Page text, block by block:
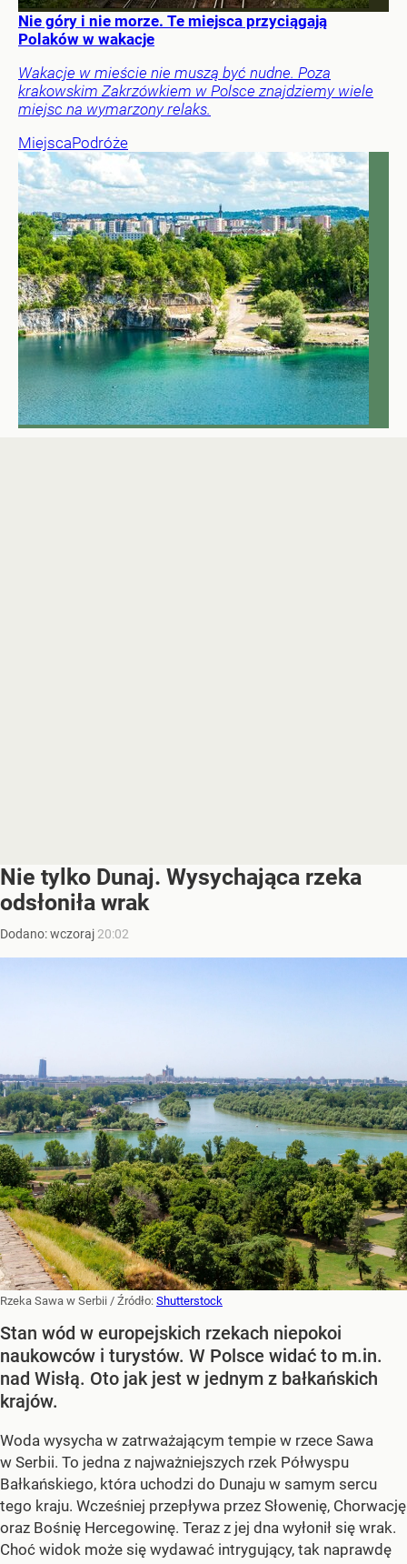
Nie góry i nie morze. Te miejsca przyciągają
Polaków w wakacje
Wakacje w mieście nie muszą być nudne. Poza
krakowskim Zakrzówkiem w Polsce znajdziemy wiele
miejsc na wymarzony relaks.
MiejscaPodróże
Nie tylko Dunaj. Wysychająca rzeka
odsłoniła wrak
Dodano:wczoraj 20:02
Rzeka Sawa w Serbii / Źródło: Shutterstock
Stan wód w europejskich rzekach niepokoi
naukowców i turystów. W Polsce widać to m.in.
nad Wisłą. Oto jak jest w jednym z bałkańskich
krajów.
Woda wysycha w zatrważającym tempie w rzece Sawa
w Serbii. To jedna z najważniejszych rzek Półwyspu
Bałkańskiego, która uchodzi do Dunaju w samym sercu
tego kraju. Wcześniej przepływa przez Słowenię, Chorwację
oraz Bośnię Hercegowinę. Teraz z jej dna wyłonił się wrak.
Choć widok może się wydawać intrygujący, tak naprawdę